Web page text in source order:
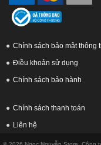
Chính sách bảo mật thông
Điều khoản sử dụng
Chính sách bảo hành
Chính sách thanh toán
Liên hệ